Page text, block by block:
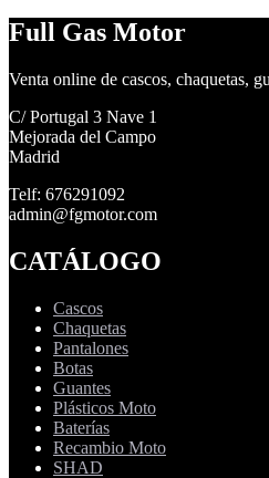
Full Gas Motor
Venta online de cascos, chaquetas,
C/ Portugal 3 Nave 1
Mejorada del Campo
Madrid
Telf: 676291092
admin@fgmotor.com
CATÁLOGO
Cascos
Chaquetas
Pantalones
Botas
Guantes
Plásticos Moto
Baterías
Recambio Moto
SHAD